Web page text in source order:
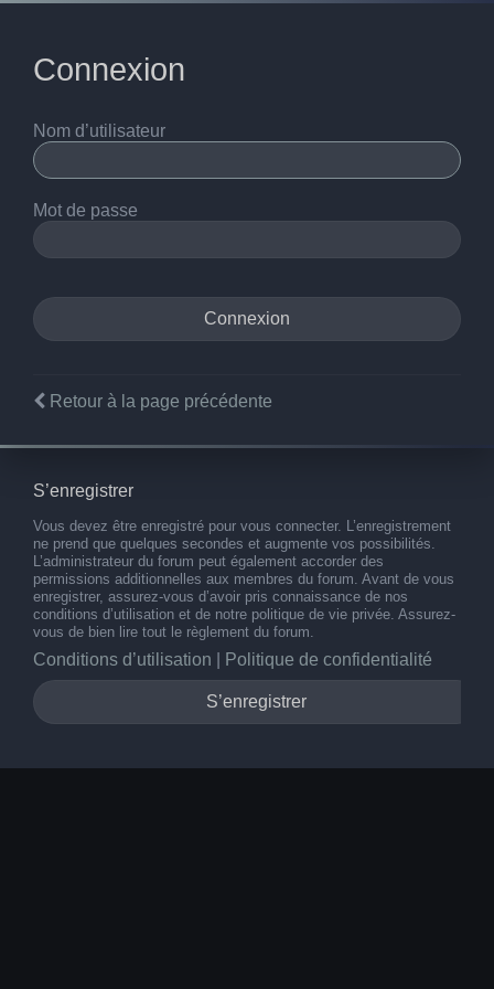
Connexion
Nom d’utilisateur
Mot de passe
Retour à la page précédente
S’enregistrer
Vous devez être enregistré pour vous connecter. L’enregistrement
ne prend que quelques secondes et augmente vos possibilités.
L’administrateur du forum peut également accorder des
permissions additionnelles aux membres du forum. Avant de vous
enregistrer, assurez-vous d’avoir pris connaissance de nos
conditions d’utilisation et de notre politique de vie privée. Assurez-
vous de bien lire tout le règlement du forum.
Conditions d’utilisation Politique de confidentialité
S’enregistrer